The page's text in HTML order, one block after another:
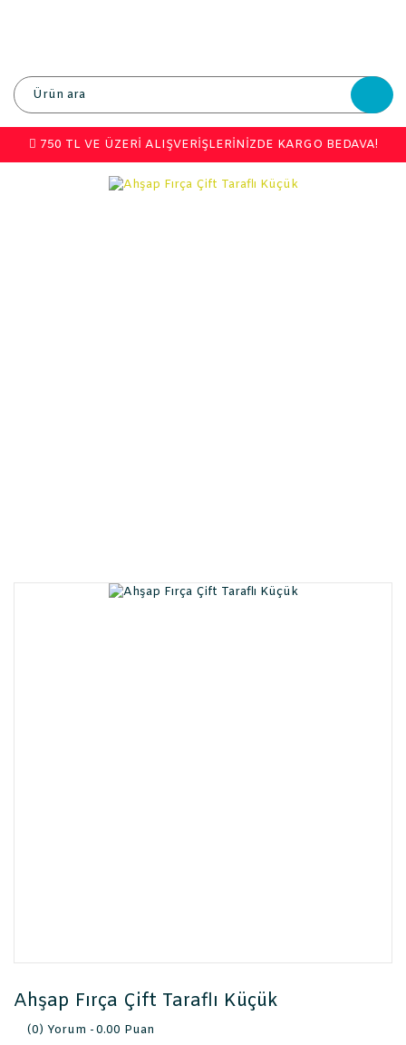
750 TL VE ÜZERİ ALIŞVERİŞLERİNİZDE KARGO BEDAVA!
Ahşap Fırça Çift Taraflı Küçük
(0) Yorum -0.00 Puan